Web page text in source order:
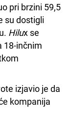
pri brzini 59,5
su dostigli
Hilux se
18-inčnim
izjavio je da
kompanija